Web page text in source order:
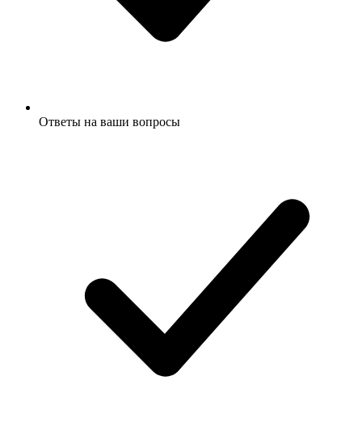
Ответы на ваши вопросы